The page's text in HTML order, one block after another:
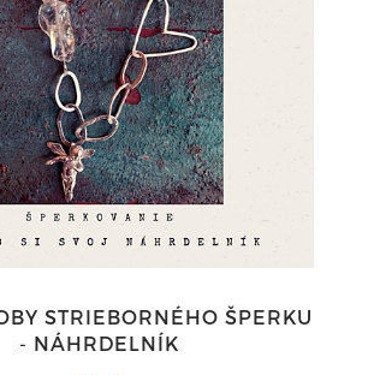
STRIEBORNÉHO ŠPERKU
- NÁHRDELNÍK